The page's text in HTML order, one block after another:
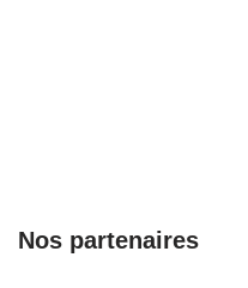
Nos partenaires